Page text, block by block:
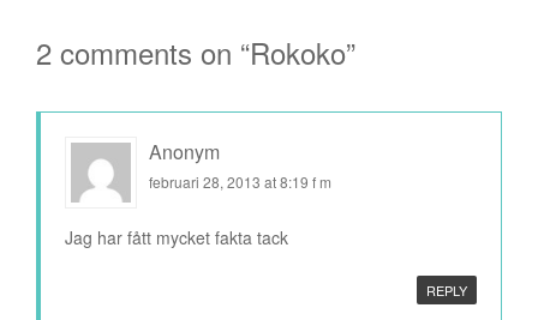
2 comments on “Rokoko”
Anonym
februari 28, 2013 at 8:19 f m
Jag har fått mycket fakta tack
REPLY